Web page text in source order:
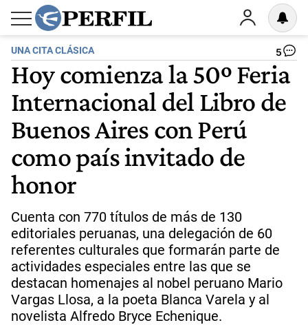
UNA CITA CLÁSICA 5
Hoy comienza la 50º Feria
Internacional del Libro de
Buenos Aires con Perú
como país invitado de
honor
Cuenta con 770 títulos de más de 130
editoriales peruanas, una delegación de 60
referentes culturales que formarán parte de
actividades especiales entre las que se
destacan homenajes al nobel peruano Mario
Vargas Llosa, a la poeta Blanca Varela y al
novelista Alfredo Bryce Echenique.